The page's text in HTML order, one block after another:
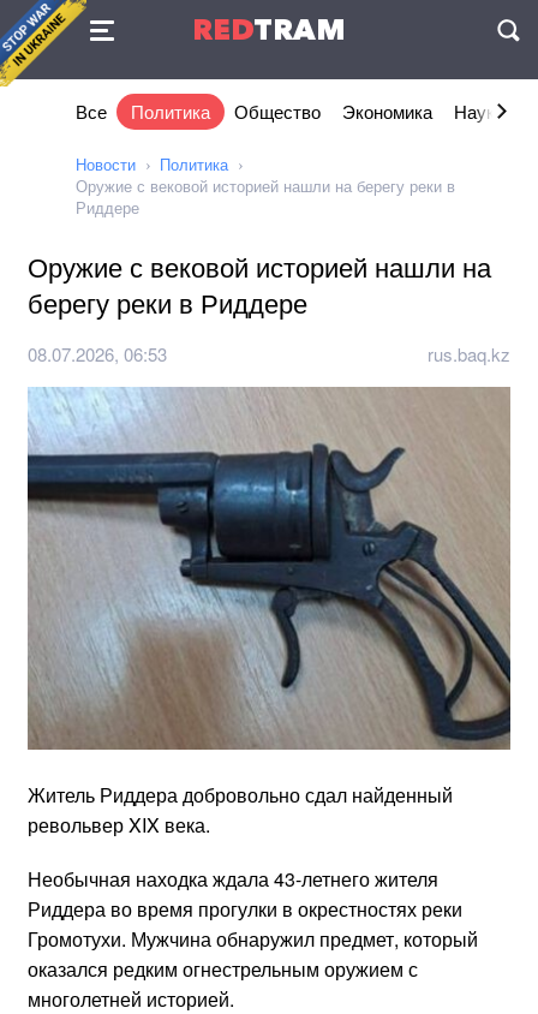
REDTRAM
Соглашение
Все Политика Общество Экономика Наука и IT
Новости
Политика
Оружие с вековой историей нашли на берегу реки в
Риддере
Оружие с вековой историей нашли на
берегу реки в Риддере
08.07.2026, 06:53 rus.baq.kz
Житель Риддера добровольно сдал найденный
револьвер XIX века.
Необычная находка ждала 43-летнего жителя
Риддера во время прогулки в окрестностях реки
Громотухи. Мужчина обнаружил предмет, который
оказался редким огнестрельным оружием с
многолетней историей.